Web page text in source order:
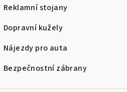
Reklamní stojany
Dopravní kužely
Nájezdy pro auta
Bezpečnostní zábrany